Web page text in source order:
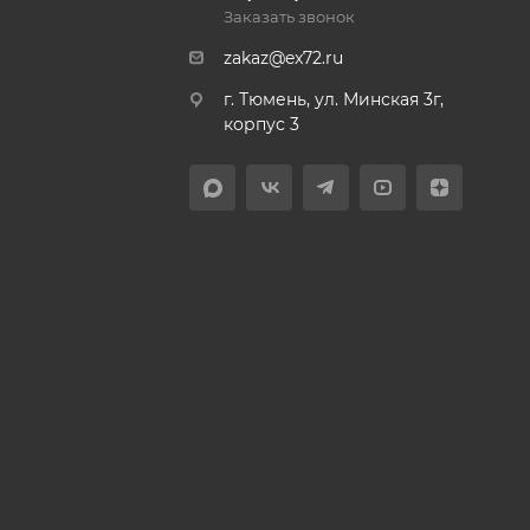
Заказать звонок
zakaz@ex72.ru
г. Тюмень, ул. Минская 3г,
корпус 3